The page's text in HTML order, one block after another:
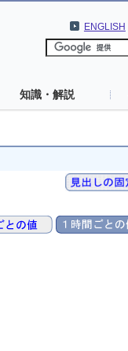
ENGLISH
知識・解説